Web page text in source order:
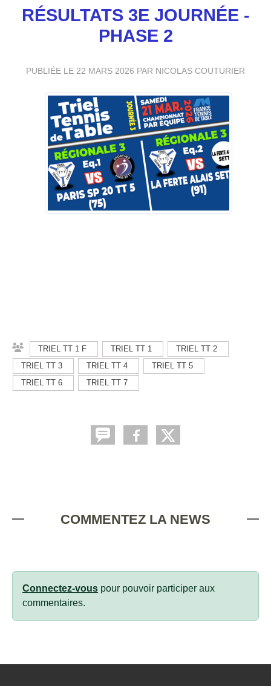
RÉSULTATS 3E JOURNÉE -
PHASE 2
PUBLIÉE LE 22 MARS 2026 PAR NICOLAS COUTURIER
TRIEL TT 1 F TRIEL TT 1
TRIEL TT 2
TRIEL TT 3
TRIEL TT 4
TRIEL TT 5
TRIEL TT 6
TRIEL TT 7
COMMENTEZ LA NEWS
Connectez-vous pour pouvoir participer aux
commentaires.